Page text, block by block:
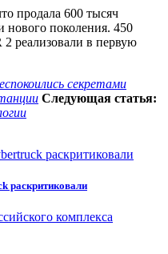
продала 600 тысяч
нового поколения. 450
2 реализовали в первую
секретами
Следующая статья:
раскритиковали